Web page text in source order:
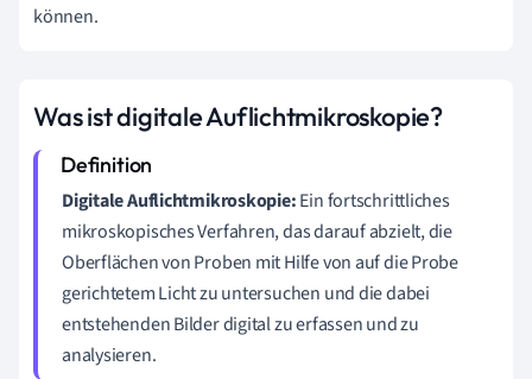
können.
Was ist digitale Auflichtmikroskopie?
Digitale Auflichtmikroskopie:Ein fortschrittliches
mikroskopisches Verfahren, das darauf abzielt, die
Oberflächen von Proben mit Hilfe von auf die Probe
gerichtetem Licht zu untersuchen und die dabei
entstehenden Bilder digital zu erfassen und zu
analysieren.